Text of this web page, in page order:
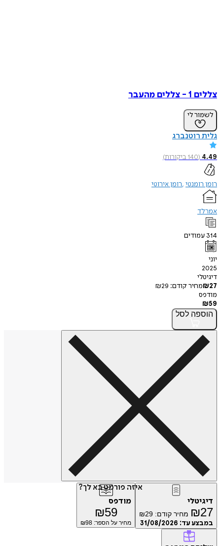
צללים 1 - צללים מהעבר
לשמור לי
גלית רוטנברג
4.49
(
140ביקורות)
רומן רומנטי רומן אירוטי
אמרלד
314 עמודים
יוני
2025
דיגיטלי
₪27 מחיר קודם: ₪29
מודפס
₪59
הוספה לסל
איזה פורמט בא לך?
דיגיטלי
₪27 מחיר קודם: ₪29
במבצע עד: 31/08/2026
מודפס
₪59
מחיר על הספר: ₪ 98